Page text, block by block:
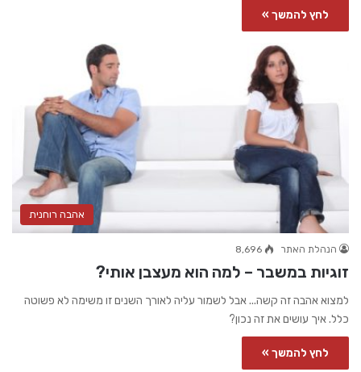
לחץ להמשך »
אהבה רוחנית
הנהלת האתר 8,696
זוגיות במשבר – למה הוא מעצבן אותי?
למצוא אהבה זה קשה... אבל לשמור עליה לאורך השנים זו משימה לא פשוטה
כלל. איך עושים את זה נכון?
לחץ להמשך »